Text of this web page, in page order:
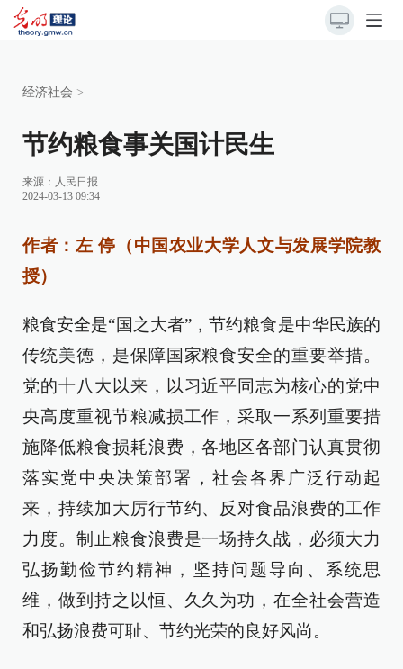
经济社会 >
节约粮食事关国计民生
来源： 人民日报
2024-03-13 09:34
作者：左 停（中国农业大学人文与发展学院教
授）
粮食安全是“国之大者”，节约粮食是中华民族的
传统美德，是保障国家粮食安全的重要举措。
党的十八大以来，以习近平同志为核心的党中
央高度重视节粮减损工作，采取一系列重要措
施降低粮食损耗浪费，各地区各部门认真贯彻
落实党中央决策部署，社会各界广泛行动起
来，持续加大厉行节约、反对食品浪费的工作
力度。制止粮食浪费是一场持久战，必须大力
弘扬勤俭节约精神，坚持问题导向、系统思
维，做到持之以恒、久久为功，在全社会营造
和弘扬浪费可耻、节约光荣的良好风尚。